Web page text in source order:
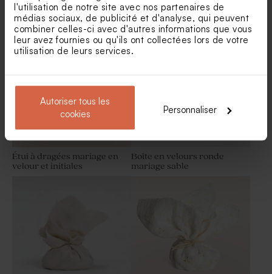
l'utilisation de notre site avec nos partenaires de
médias sociaux, de publicité et d'analyse, qui peuvent
combiner celles-ci avec d'autres informations que vous
leur avez fournies ou qu'ils ont collectées lors de votre
utilisation de leurs services.
Autoriser tous les
cookies
Personnaliser
Jeu de dominos en bois
mariage texte et coeurs
Stylo personnalisé en bois
mariage
Nos clients ont aussi aimé...
Étui à dragées mariage en
velour et initiales
Boîte en velours ronde
mariage sable